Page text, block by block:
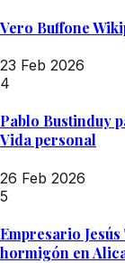
Vero Buffone
23 Feb 2026
4
Pablo Bustinduy
Vida personal
26 Feb 2026
5
Empresario
hormigón en